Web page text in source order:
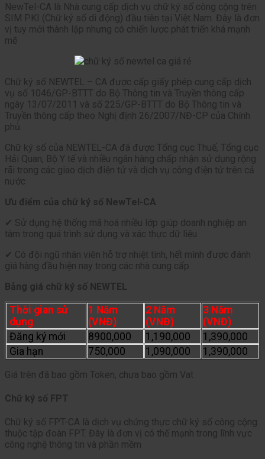
NewTel-CA là Nhà cung cấp dịch vụ chữ ký số công cộng trên
SIM PKI (Chữ ký số di động) đầu tiên tại Việt Nam. Đây là đơn
vị tuy mới thành lập nhưng có chiến lược phát triển khá mạnh
mẽ
Chữ ký số NEWTEL – CA được cấp giấy phép cung cấp dịch
vụ số 1046/GP-BTTT do Bộ Thông tin và Truyền thông cấp
ngày 13/07/2011 và số 225/GP-BTTT do Bộ Thông tin và
Truyền thông cấp theo Nghị định 26/2007/NĐ-CP của Chính
phủ.
Chữ ký số của NEWTEL-CA đã được Tổng cục Thuế, Tổng cục
Hải Quan, Bộ Y tế và nhiều ngân hàng chấp nhận sử dụng rộng
rãi trong các giao dịch điện tử và dịch vụ công điện tử trên cả
nước
Ưu điểm của chữ ký số NewTel-CA
✔ Sử dụng hệ thống mã hoá nhiều lớp giúp doanh nghiệp an
tâm trong quá trình sử dụng và xác thực dữ liệu
✔ Có đội ngũ nhân viên hỗ trợ nhiệt tình, hết mình được đánh
giá hàng đầu hiện nay trong các nhà cung cấp
Bảng giá chữ ký số NEWTEL
Thời gian sử
dụng
1 Năm
(VNĐ)
2 Năm
(VNĐ)
3 Năm
(VNĐ)
Đăng ký mới
8900,000 1,190,000
1,390,000
Gia hạn
750,000 1,090,000 1,390,000
Giá trên đã bao gồm Token, chưa bao gồm Vat
Chữ ký số FPT
Chữ ký số FPT-CA là dịch vụ chứng thực chữ ký số công cộng
thuộc tập đoàn FPT. Đây là đơn vị có thế mạnh trong lĩnh vực
công nghệ thông tin và phần mềm